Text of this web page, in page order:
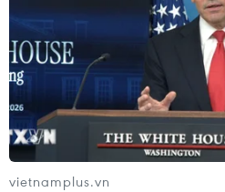
vietnamplus.vn